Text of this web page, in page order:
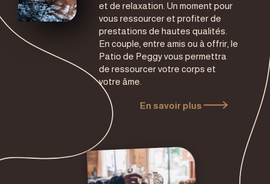
et de relaxation. Un moment pour
vous ressourcer et profiter de
prestations de hautes qualités.
En couple, entre amis ou à offrir, le
Patio de Peggy vous permettra
de ressourcer votre corps et
votre âme.
En savoir plus